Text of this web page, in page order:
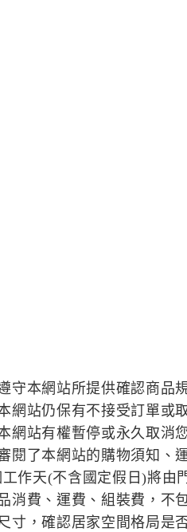
守本網站所提供確認商品
網站仍保有不接受訂單
網站有權暫停或永久取消
閱了本網站的購物須知、
作天(不含國定假日)將由
消費、運費、組裝費，不
寸，確認居家空間格局是